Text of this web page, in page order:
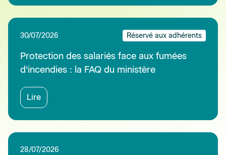
30/07/2026 Réservé aux adhérents
Protection des salariés face aux fumées
d’incendies : la FAQ du ministère
Lire
28/07/2026